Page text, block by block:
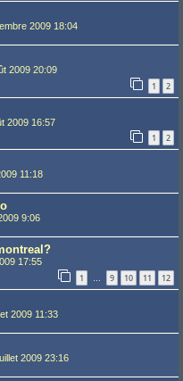
2009 18:04
2009 20:09
1 2
2009 16:57
1 2
11:18
9:06
17:55
1 … 9 10 11 12
2009 11:33
2009 23:16